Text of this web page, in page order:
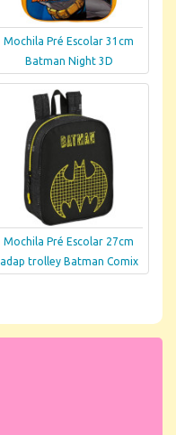
Mochila Pré Escolar 31cm
Batman Night 3D
Mochila Pré Escolar 27cm
adap trolley Batman Comix